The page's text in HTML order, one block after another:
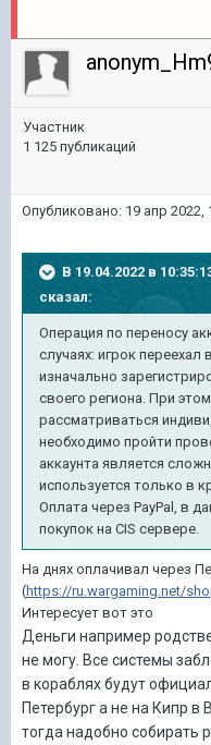
Участник
1 125 публикаций
Опубликовано: 19 апр 2022,
В 19.04.2022 в
сказал:
Операция по переносу
случаях: игрок переехал
изначально
своего региона. При
рассматриваться
необходимо пройти
аккаунта является
используется только в
Оплата через PayPal, в
покупок на CIS сервере.
На днях оплачивал через
(https://ru.wargaming.net/
Интересует вот это
Деньги например
не могу. Все системы
в кораблях будут
Петербург а не на Кипр в
тогда надобно собирать